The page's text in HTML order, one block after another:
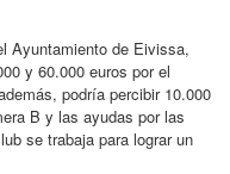
Ayuntamiento de Eivissa,
y 60.000 euros por el
podría percibir 10.000
B y las ayudas por las
se trabaja para lograr un